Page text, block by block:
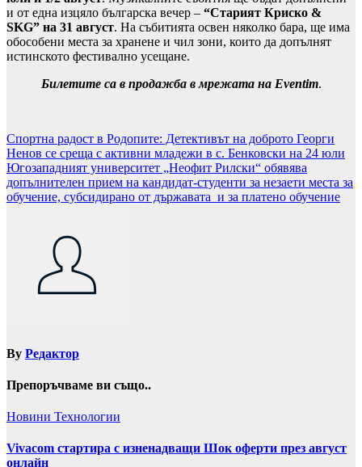
и от една изцяло българска вечер – “Старият Криско &
SKG” на 31 август. На събитията освен няколко бара, ще има
обособени места за хранене и чил зони, които да допълнят
истинското фестивално усещане.
Билетите са в продажба в мрежата на Eventim.
Навигация
Спортна радост в Родопите: Детективът на доброто Георги
Ненов се среща с активни младежи в с. Бенковски на 24 юли
Югозападният университет „Неофит Рилски“ обявява
допълнителен прием на кандидат-студенти за незаети места за
обучение, субсидирано от държавата и за платено обучение
By Редактор
Препоръчваме ви също..
Новини Технологии
Vivacom стартира с изненадващи Шок оферти през август
онлайн